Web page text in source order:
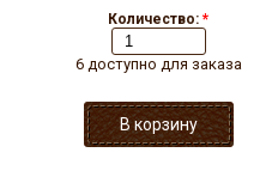
Количество: *
6 доступно для заказа